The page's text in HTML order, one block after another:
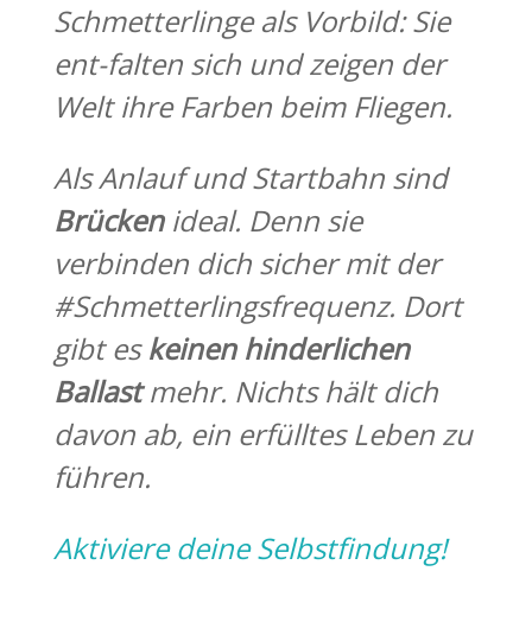
Schmetterlinge als Vorbild: Sie
ent-falten sich und zeigen der
Welt ihre Farben beim Fliegen.
Als Anlauf und Startbahn sind
Brückenideal. Denn sie
verbinden dich sicher mit der
#Schmetterlingsfrequenz. Dort
gibt eskeinen hinderlichen
Ballastmehr. Nichts hält dich
davon ab, ein erfülltes Leben zu
führen.
Aktiviere deine Selbstfindung!